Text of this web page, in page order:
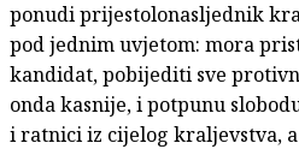
ponudi prijestolonasljednik
pod jednim uvjetom: mora
kandidat, pobijediti sve
onda kasnije, i potpunu
i ratnici iz cijelog kraljevstva,